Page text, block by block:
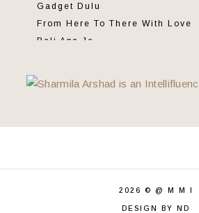
Gadget Dulu
From Here To There With Love
Beli Apa Je
Permintaan Ditunaikan
2026 © @ M M I
DESIGN BY ND